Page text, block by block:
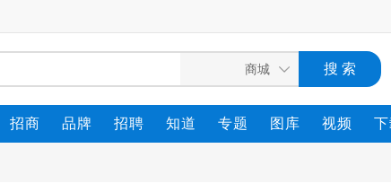
招商 品牌 招聘 知道 专题 图库 视频 下